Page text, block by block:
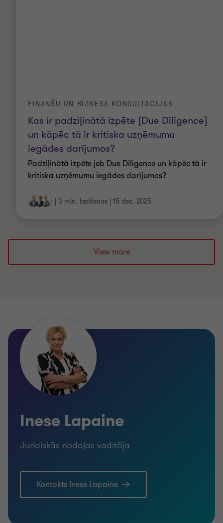
Kas ir padziļinātā izpēte (Due Diligence)
un kāpēc tā ir kritiska uzņēmumu
iegādes darījumos?
FINANŠU UN BIZNESA KONSULTĀCIJAS
Padziļinātā izpēte jeb Due Diligence un kāpēc tā ir
kritiska uzņēmumu iegādes darījumos?
3 min. lasīšanas 15 dec. 2025
View more
Inese Lapaine
Juridiskās nodaļas vadītāja
Kontakts Inese Lapaine